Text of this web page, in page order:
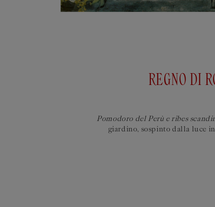
REGNO DI
Pomodoro del Perù e ribes
giardino, sospinto dalla luce